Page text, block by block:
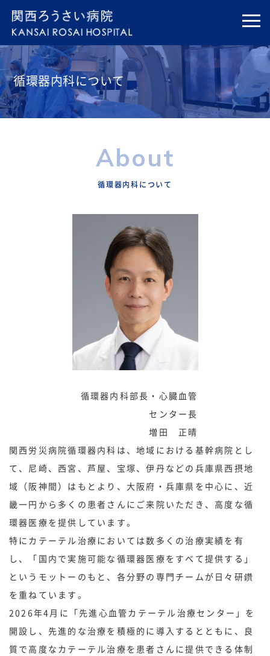
循環器内科について
About
循環器内科について
循環器内科部長・心臓血管
センター長
増田 正晴
関西労災病院循環器内科は、地域における基幹病院とし
て、尼崎、西宮、芦屋、宝塚、伊丹などの兵庫県西摂地
域（阪神間）はもとより、大阪府・兵庫県を中心に、近
畿一円から多くの患者さんにご来院いただき、高度な循
環器医療を提供しています。
特にカテーテル治療においては数多くの治療実績を有
し、「国内で実施可能な循環器医療をすべて提供する」
というモットーのもと、各分野の専門チームが日々研鑽
を重ねています。
2026年4月に「先進心血管カテーテル治療センター」を
開設し、先進的な治療を積極的に導入するとともに、良
質で高度なカテーテル治療を患者さんに提供できる体制